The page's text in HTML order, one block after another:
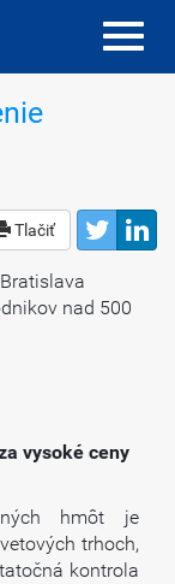
Tlačiť
nad 500
vysoké ceny
hmôt je
trhoch,
kontrola